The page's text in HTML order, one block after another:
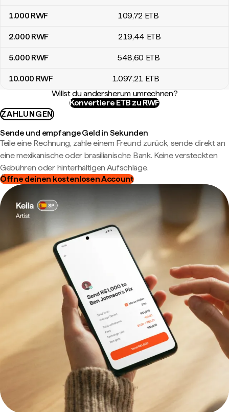
1.000 RWF 109,72 ETB
2.000 RWF 219,44 ETB
5.000 RWF 548,60 ETB
10.000 RWF 1.097,21 ETB
Willst du andersherum umrechnen?
Konvertiere ETB zu RWF
ZAHLUNGEN
Sende und empfange Geld in Sekunden
Teile eine Rechnung, zahle einem Freund zurück, sende direkt an
eine mexikanische oder brasilianische Bank. Keine versteckten
Gebühren oder hinterhältigen Aufschläge.
Öffne deinen kostenlosen Account